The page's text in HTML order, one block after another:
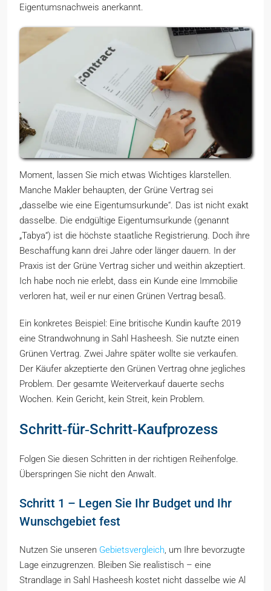
Eigentumsnachweis anerkannt.
Moment, lassen Sie mich etwas Wichtiges klarstellen.
Manche Makler behaupten, der Grüne Vertrag sei
„dasselbe wie eine Eigentumsurkunde“. Das ist nicht exakt
dasselbe. Die endgültige Eigentumsurkunde (genannt
„Tabya“) ist die höchste staatliche Registrierung. Doch ihre
Beschaffung kann drei Jahre oder länger dauern. In der
Praxis ist der Grüne Vertrag sicher und weithin akzeptiert.
Ich habe noch nie erlebt, dass ein Kunde eine Immobilie
verloren hat, weil er nur einen Grünen Vertrag besaß.
Ein konkretes Beispiel: Eine britische Kundin kaufte 2019
eine Strandwohnung in Sahl Hasheesh. Sie nutzte einen
Grünen Vertrag. Zwei Jahre später wollte sie verkaufen.
Der Käufer akzeptierte den Grünen Vertrag ohne jegliches
Problem. Der gesamte Weiterverkauf dauerte sechs
Wochen. Kein Gericht, kein Streit, kein Problem.
Schritt‑für‑Schritt‑Kaufprozess
Folgen Sie diesen Schritten in der richtigen Reihenfolge.
Überspringen Sie nicht den Anwalt.
Schritt 1 – Legen Sie Ihr Budget und Ihr
Wunschgebiet fest
Nutzen Sie unseren Gebietsvergleich, um Ihre bevorzugte
Lage einzugrenzen. Bleiben Sie realistisch – eine
Strandlage in Sahl Hasheesh kostet nicht dasselbe wie Al